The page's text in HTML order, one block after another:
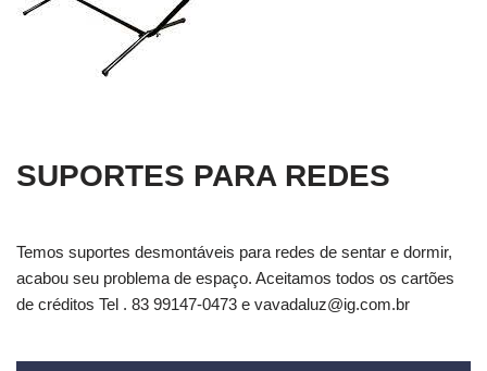
SUPORTES PARA REDES
Temos suportes desmontáveis para redes de sentar e dormir,
acabou seu problema de espaço. Aceitamos todos os cartões
de créditos Tel . 83 99147-0473 e vavadaluz@ig.com.br